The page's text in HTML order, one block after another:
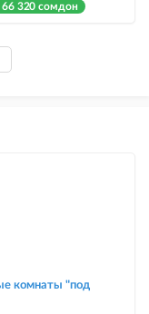
66 320 сомдон
комнаты "под